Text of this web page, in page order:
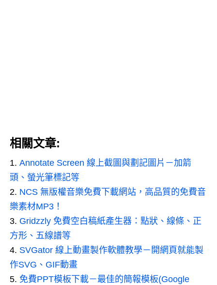
相關文章:
Annotate Screen 線上截圖與劃記圖片－加箭
頭、螢光筆標記等
NCS 無版權音樂免費下載網站，高品質的免費音
樂素材MP3！
Gridzzly 免費空白稿紙產生器：點狀、線條、正
方形、五線譜等
SVGator 線上動畫製作軟體教學－開網頁就能製
作SVG、GIF動畫
免費PPT模板下載－最佳的簡報模板(Google